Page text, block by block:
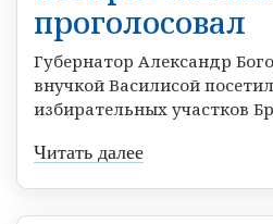
проголосовал
Губернатор Александр
внучкой Василисой
избирательных участков
Читать далее